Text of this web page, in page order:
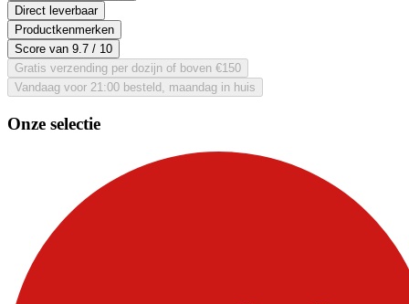
Direct leverbaar
Productkenmerken
Score van 9.7 / 10
Gratis verzending per dozijn of boven €150
Vandaag voor 21:00 besteld, maandag in huis
Onze selectie